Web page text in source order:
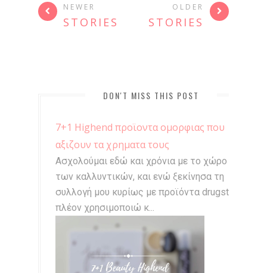
NEWER
STORIES
OLDER
STORIES
DON'T MISS THIS POST
7+1 Highend προϊοντα ομορφιας που
αξιζουν τα χρηματα τους
Ασχολούμαι εδώ και χρόνια με το χώρο
των καλλυντικών, και ενώ ξεκίνησα τη
συλλογή μου κυρίως με προϊόντα drugstore,
πλέον χρησιμοποιώ κ...